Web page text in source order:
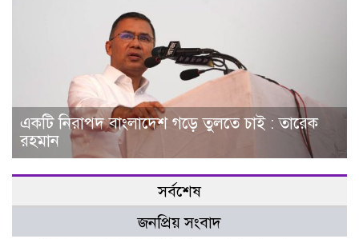
একটি নিরাপদ বাংলাদেশ গড়ে তুলতে চাই : তারেক
রহমান
সর্বশেষ
জনপ্রিয় সংবাদ